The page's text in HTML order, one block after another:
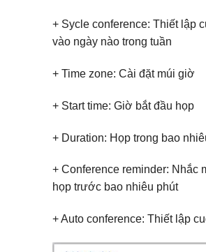
+ Sycle conference: Thiết lập
vào ngày nào trong tuần
+ Time zone: Cài đặt múi giờ
+ Start time: Giờ bắt đầu họp
+ Duration: Họp trong bao
+ Conference reminder: Nhắc
họp trước bao nhiêu phút
+ Auto conference: Thiết lập